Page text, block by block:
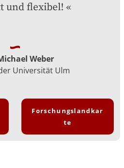
und flexibel!
Weber
Universität Ulm
Forschungslandkar
te